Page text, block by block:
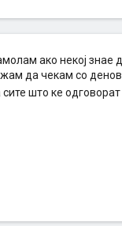
ако некој знае
да чекам со
што ке